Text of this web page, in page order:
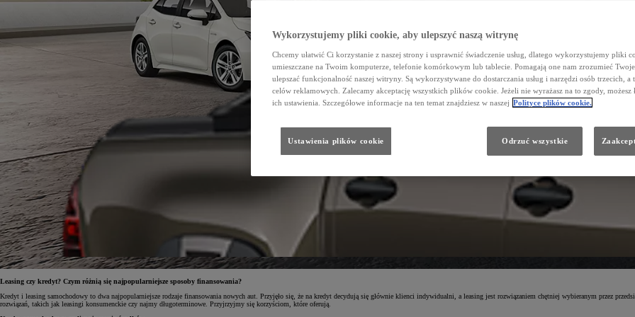
Leasing czy kredyt? Czym różnią się najpopularniejsze sposoby finansowania?
Kredyt i leasing samochodowy to dwa najpopularniejsze rodzaje finansowania nowych aut. Przyjęło się, że na kredyt decydują się głównie klienci indywidualni, a leasing jest rozwiązaniem chętniej wybieranym przez
rozwiązań, takich jak leasingi konsumenckie czy najmy długoterminowe. Przyjrzyjmy się korzyściom, które oferują.
Wykorzystujemy pliki cookie, aby ulepszyć naszą witrynę
Chcemy ułatwić Ci korzystanie z naszej strony i usprawnić świadczenie usług, dlatego wykorzystujemy pliki
umieszczane na Twoim komputerze, telefonie komórkowym lub tablecie. Pomagają one nam zrozumieć
ulepszać funkcjonalność naszej witryny. Są wykorzystywane do dostarczania usług i narzędzi osób trzecich, a
celów reklamowych. Zalecamy akceptację wszystkich plików cookie. Jeżeli nie wyrażasz na to zgody, możesz
ich ustawienia. Szczegółowe informacje na ten temat znajdziesz w naszej Polityce plików cookie.
Ustawienia plików cookie Odrzuć wszystkie